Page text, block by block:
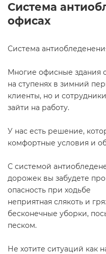
Система
офисах
Система
Многие офисные здания
на ступенях в зимний
клиенты, но и
зайти на работу.
У нас есть решение,
комфортные условия и
С системой
дорожек вы забудете
опасность при ходьбе
неприятная слякоть и
бесконечные уборки,
песком.
Не хотите ситуаций как